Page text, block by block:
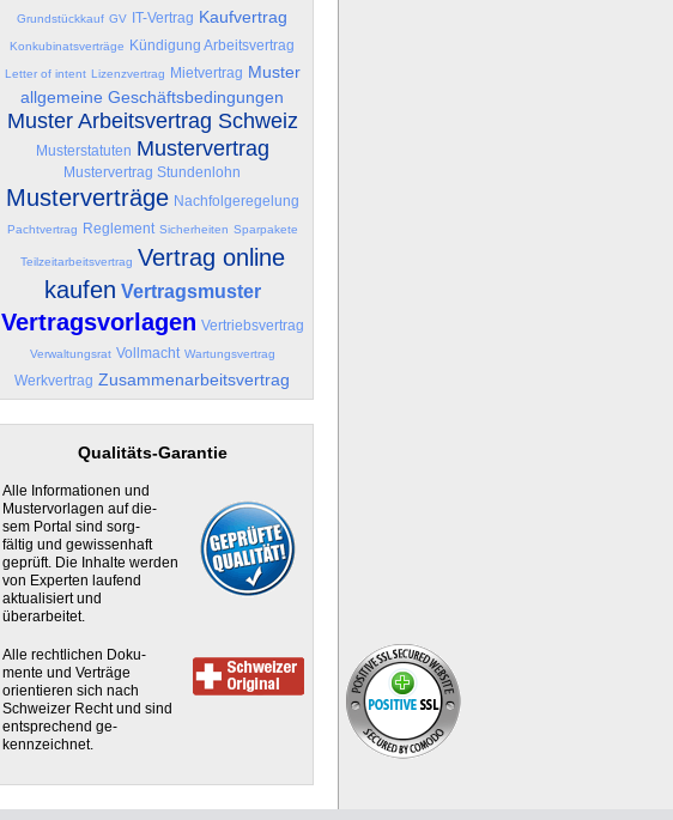
Grundstückkauf GV IT-Vertrag Kaufvertrag
Konkubinatsverträge Kündigung Arbeitsvertrag
Letter of intent Lizenzvertrag Mietvertrag Muster
allgemeine Geschäftsbedingungen
Muster Arbeitsvertrag Schweiz
Musterstatuten Mustervertrag
Mustervertrag Stundenlohn
Musterverträge Nachfolgeregelung
Pachtvertrag Reglement Sicherheiten Sparpakete
Teilzeitarbeitsvertrag Vertrag online
kaufen Vertragsmuster
Vertragsvorlagen Vertriebsvertrag
Verwaltungsrat Vollmacht Wartungsvertrag
Werkvertrag Zusammenarbeitsvertrag
Qualitäts-Garantie
Alle Informationen und
Mustervorlagen auf die-
sem Portal sind sorg-
fältig und gewissenhaft
geprüft. Die Inhalte werden
von Experten laufend
aktualisiert und
überarbeitet.
Alle rechtlichen Doku-
mente und Verträge
orientieren sich nach
Schweizer Recht und sind
entsprechend ge-
kennzeichnet.